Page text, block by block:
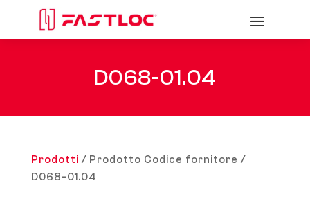
D068-01.04
Prodotti / Prodotto Codice fornitore /
D068-01.04